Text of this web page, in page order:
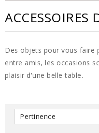
ACCESSOIRES
Des objets pour vous faire
entre amis, les occasions
plaisir d'une belle table.
Pertinence